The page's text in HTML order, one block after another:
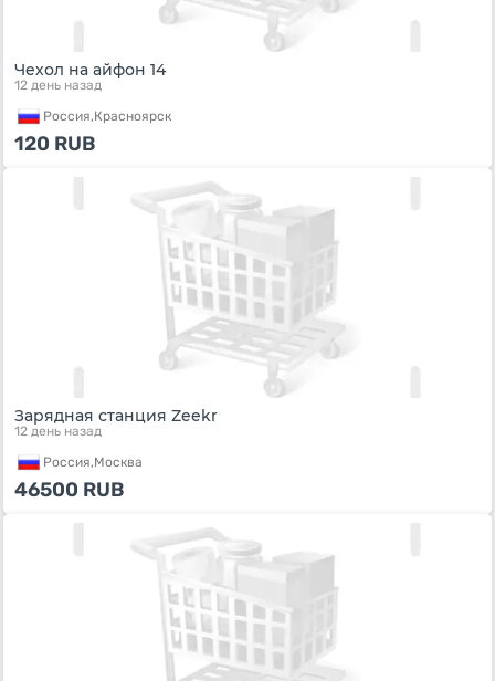
Чехол на айфон 14
12 день назад
Россия,Красноярск
120 RUB
Зарядная станция Zeekr
12 день назад
Россия,Москва
46500 RUB